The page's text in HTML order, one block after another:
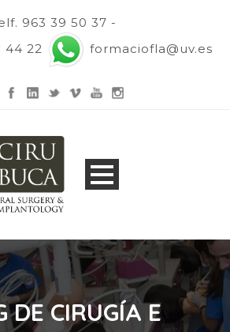
963 39 50 37 -
44 22
formaciofla@uv.es
DE CIRUGÍA E